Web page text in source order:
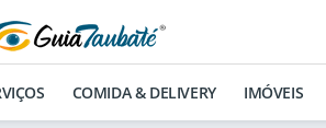
COMIDA & DELIVERY IMÓVEIS